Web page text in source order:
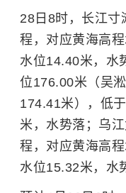
28日8时，长江寸
程，对应黄海高
水位14.40米，水
位176.00米（吴
174.41米），低
米，水势落；乌
程，对应黄海高
水位15.32米，水